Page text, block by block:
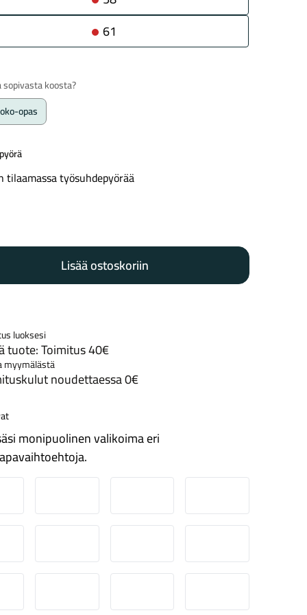
61
sopivasta koosta?
opas
tilaamassa työsuhdepyörää
Lisää ostoskoriin
luoksesi
tuote: Toimitus 40€
myymälästä
noudettaessa 0€
monipuolinen valikoima eri